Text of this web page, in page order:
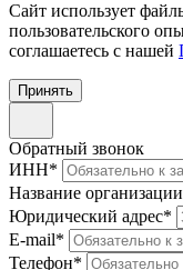
Cайт использует
пользовательского
соглашаетесь с нашей
Принять
Обратный звонок
ИНН*
Название организации
Юридический адрес*
E-mail*
Телефон*